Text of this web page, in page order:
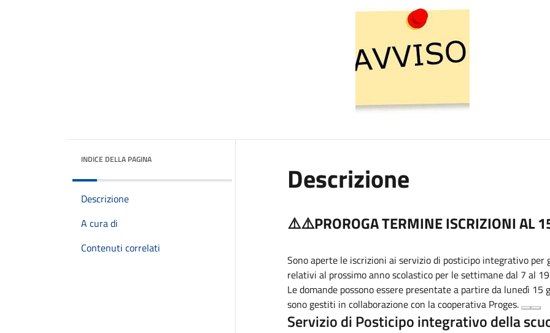
INDICE DELLA PAGINA
Descrizione
A cura di
Contenuti correlati
Descrizione
⚠️⚠️PROROGA TERMINE ISCRIZIONI
Sono aperte le iscrizioni ai servizio di posticipo integrativo
relativi al prossimo anno scolastico per le settimane dal 7 al
Le domande possono essere presentate a partire da lunedì
sono gestiti in collaborazione con la cooperativa Proges.
Servizio di Posticipo integrativo della